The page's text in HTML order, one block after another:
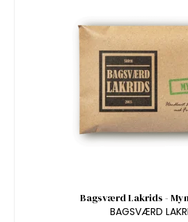
Bagsværd Lakrids -
BAGSVÆRD